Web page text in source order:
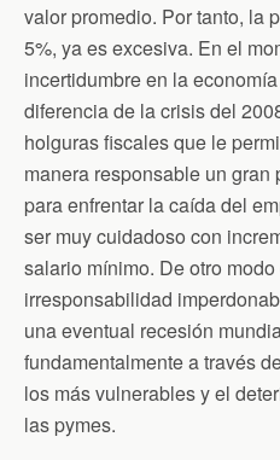
valor promedio. Por tanto, la
5%, ya es excesiva. En el
incertidumbre en la
diferencia de la crisis del
holguras fiscales que le
manera responsable un
para enfrentar la caída del
ser muy cuidadoso con
salario mínimo. De otro
irresponsabilidad
una eventual recesión
fundamentalmente a través
los más vulnerables y el
las pymes.